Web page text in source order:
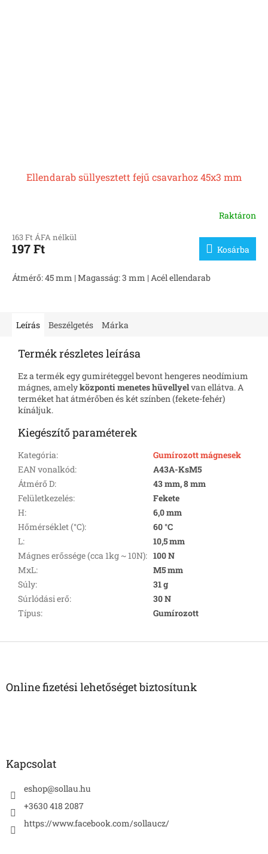
Ellendarab süllyesztett fejű csavarhoz 45x3 mm
Raktáron
163 Ft ÁFA nélkül
197 Ft Kosárba
Átmérő: 45 mm | Magasság: 3 mm | Acél ellendarab
Leírás Beszélgetés Márka
Termék részletes leírása
Ez a termék egy gumiréteggel bevont hengeres neodímium
mágnes, amelyközponti menetes hüvellyelvan ellátva. A
terméket hat átmérőben és két színben (fekete-fehér)
kínáljuk.
Kiegészítő paraméterek
Kategória:
Gumírozott mágnesek
EAN vonalkód:
A43A-KsM5
Átmérő D:
43 mm, 8 mm
Felületkezelés:
Fekete
H:
6,0 mm
Hőmérséklet (°C):
60 °C
L:
10,5 mm
Mágnes erőssége (cca 1kg ~ 10N): 100 N
MxL:
M5 mm
Súly:
31 g
Súrlódási erő:
30 N
Típus: Gumírozott
L
Online fizetési lehetőséget biztosítunk
Kapcsolat
eshop@sollau.hu
+3630 418 2087
https://www.facebook.com/sollaucz/